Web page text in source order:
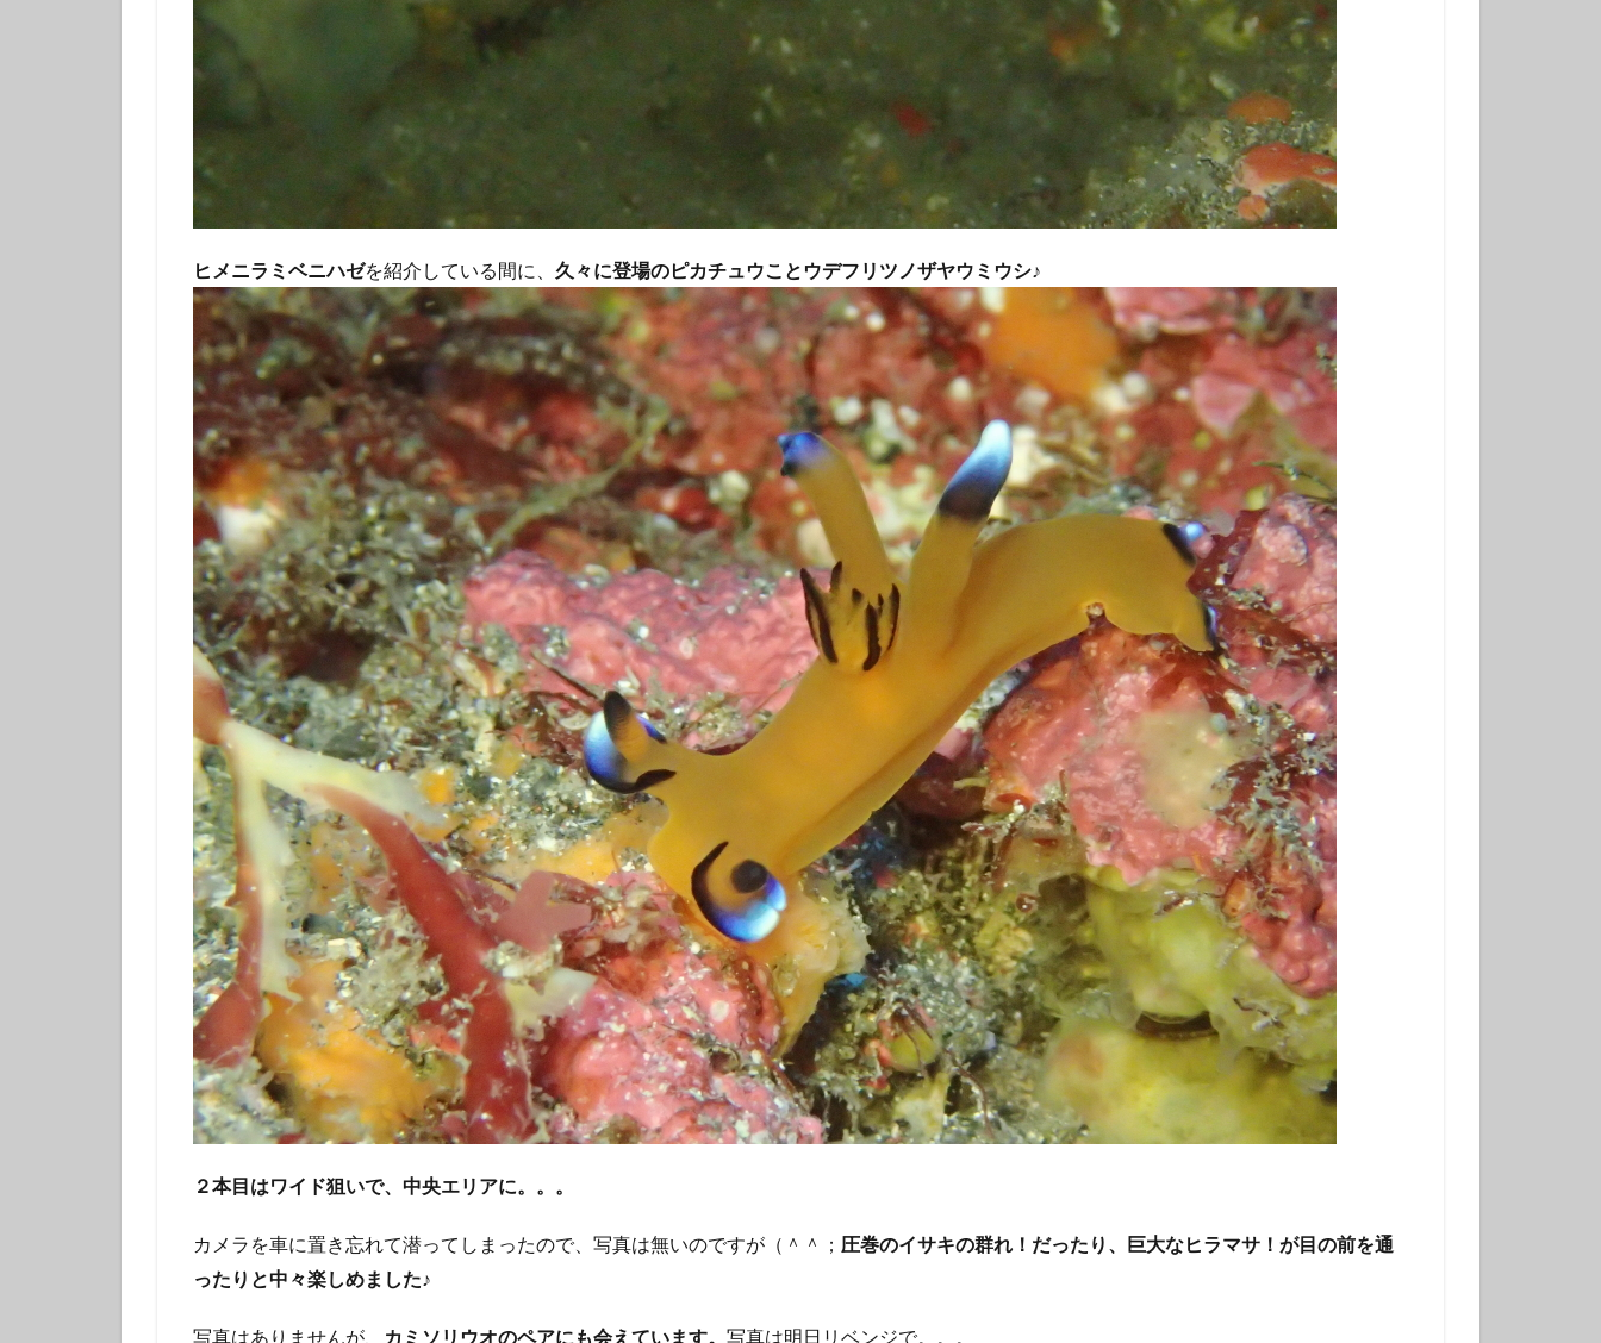
ヒメニラミベニハゼを紹介している間に、 久々に登場のピカチュウことウデフリツノザヤウミウシ♪
２本目はワイド狙いで、中央エリアに。。。
カメラを車に置き忘れて潜ってしまったので、写真は無いのですが（＾＾； 圧巻のイサキの群れ！だったり、巨大なヒラマサ！が目の前を通
ったりと中々楽しめました♪
写真はありませんが、 カミソリウオのペアにも会えています。 写真は明日リベンジで。。。